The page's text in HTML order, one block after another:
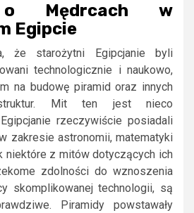
Mędrcach w
Egipcie
że starożytni Egipcjanie byli
technologicznie i naukowo,
na budowę piramid oraz innych
struktur. Mit ten jest nieco
rzeczywiście posiadali
zakresie astronomii, matematyki
niektóre z mitów dotyczących ich
zdolności do wznoszenia
skomplikowanej technologii, są
Piramidy powstawały